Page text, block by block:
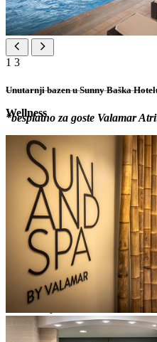
1 3
Unutarnji bazen u Sunny Baška
*besplatno za goste Valamar
bazen sa slatkom vodom
vodena površina: 166 m2
bazen za odrasle: 10x18 m
4 gejzira i vodopad
dječji bazen (promjer 4 m)
tuševi i svlačionice
ležaljke
ogrtači (uz nadoplatu)
Radno vrijeme bazena: svaki dan
Wellness